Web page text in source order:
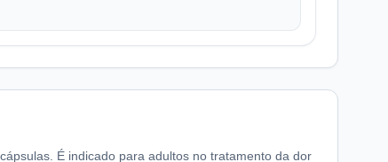
É indicado para adultos no tratamento da dor